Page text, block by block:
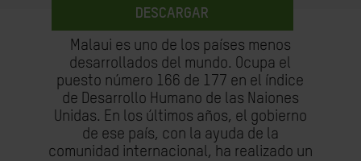
DESCARGAR
Malaui es uno de los países menos
desarrollados del mundo. Ocupa el
puesto número 166 de 177 en el índice
de Desarrollo Humano de las Naiones
Unidas. En los últimos años, el gobierno
de ese país, con la ayuda de la
comunidad internacional, ha realizado un